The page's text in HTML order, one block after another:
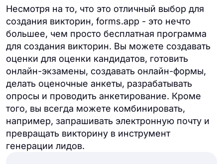
Несмотря на то, что это отличный выбор для
создания викторин, forms.app - это нечто
большее, чем просто бесплатная программа
для создания викторин. Вы можете создавать
оценки для оценки кандидатов, готовить
онлайн-экзамены, создавать онлайн-формы,
делать оценочные анкеты, разрабатывать
опросы и проводить анкетирование. Кроме
того, вы всегда можете комбинировать,
например, запрашивать электронную почту и
превращать викторину в инструмент
генерации лидов.